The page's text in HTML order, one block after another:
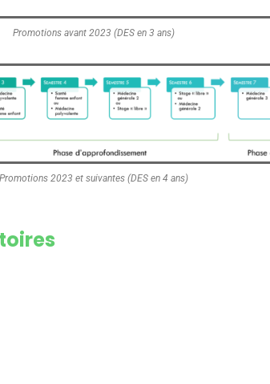
Promotions avant 2023 (DES en 3 ans)
Promotions 2023 et suivantes (DES en 4 ans)